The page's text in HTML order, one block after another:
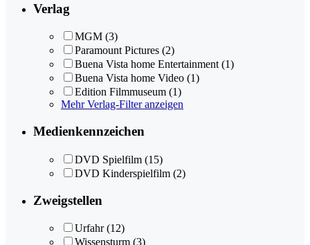
Verlag
MGM (3)
Paramount Pictures (2)
Buena Vista home Entertainment (1)
Buena Vista home Video (1)
Edition Filmmuseum (1)
Mehr Verlag-Filter anzeigen
Medienkennzeichen
DVD Spielfilm (15)
DVD Kinderspielfilm (2)
Zweigstellen
Urfahr (12)
Wissensturm (3)